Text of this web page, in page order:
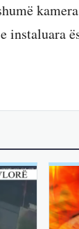
instaluara